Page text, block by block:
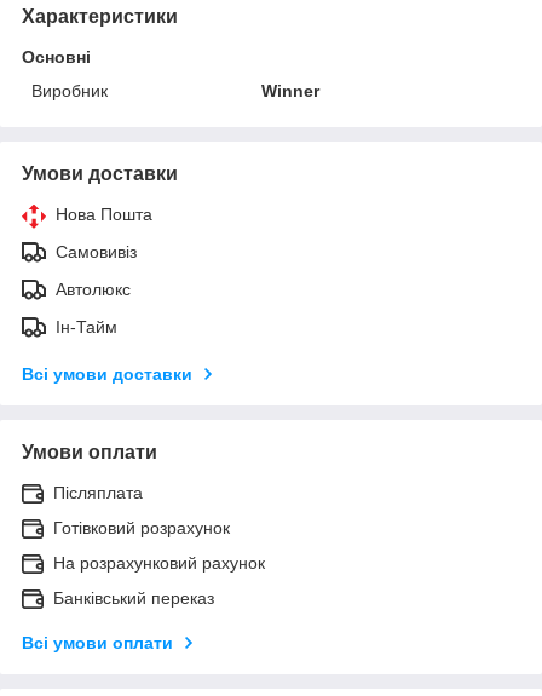
Характеристики
Основні
Виробник
Winner
Умови доставки
Нова Пошта
Самовивіз
Автолюкс
Ін-Тайм
Всі умови доставки
Умови оплати
Післяплата
Готівковий розрахунок
На розрахунковий рахунок
Банківський переказ
Всі умови оплати